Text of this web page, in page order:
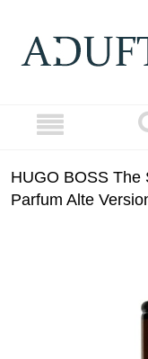
HUGO BOSS The
Parfum Alte